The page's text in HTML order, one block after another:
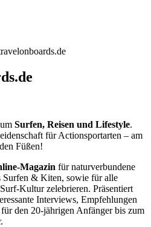
Surfen, Reisen und Lifestyle.
für Actionsportarten – am
Füßen!
Magazin für naturverbundene
Surfen & Kiten, sowie für alle
Kultur zelebrieren. Präsentiert
Interviews, Empfehlungen
den 20-jährigen Anfänger bis zum